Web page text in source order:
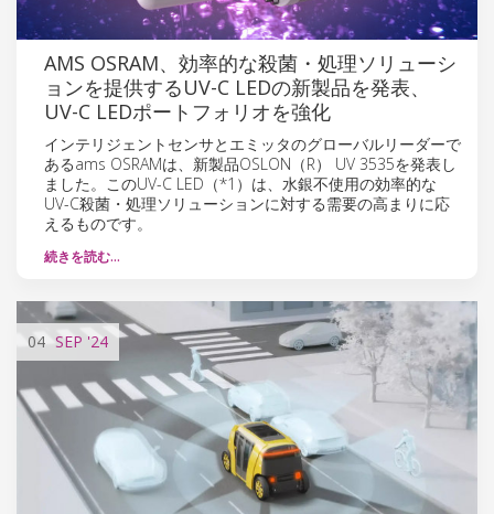
AMS OSRAM、効率的な殺菌・処理ソリューシ
ョンを提供するUV-C LEDの新製品を発表、
UV-C LEDポートフォリオを強化
インテリジェントセンサとエミッタのグローバルリーダーで
あるams OSRAMは、新製品OSLON（R） UV 3535を発表し
ました。このUV-C LED（*1）は、水銀不使用の効率的な
UV-C殺菌・処理ソリューションに対する需要の高まりに応
えるものです。
続きを読む…
04 SEP '24